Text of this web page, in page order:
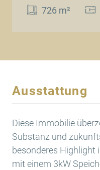
726 m²
Ausstattung
Diese Immobilie
Substanz und
besonderes Highlight
mit einem 3kW